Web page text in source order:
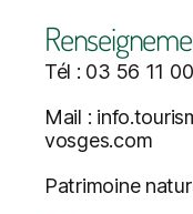
Tél : 03 56 11
Mail :
vosges.com
Patrimoine